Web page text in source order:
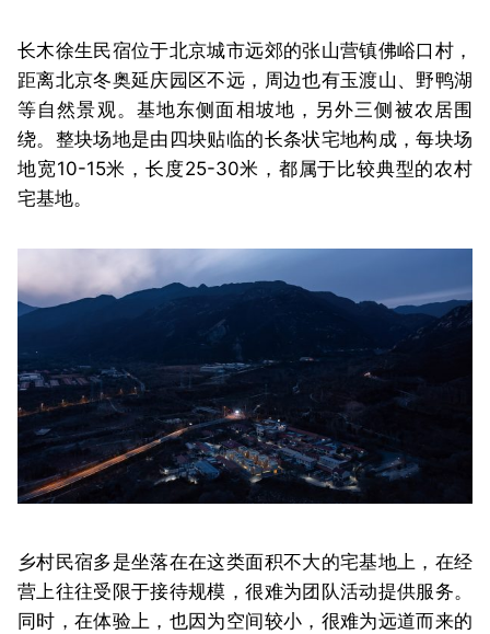
长木徐生民宿位于北京城市远郊的张山营镇佛峪口村，
距离北京冬奥延庆园区不远，周边也有玉渡山、野鸭湖
等自然景观。基地东侧面相坡地，另外三侧被农居围
绕。整块场地是由四块贴临的长条状宅地构成，每块场
地宽10-15米，长度25-30米，都属于比较典型的农村
宅基地。
乡村民宿多是坐落在在这类面积不大的宅基地上，在经
营上往往受限于接待规模，很难为团队活动提供服务。
同时，在体验上，也因为空间较小，很难为远道而来的